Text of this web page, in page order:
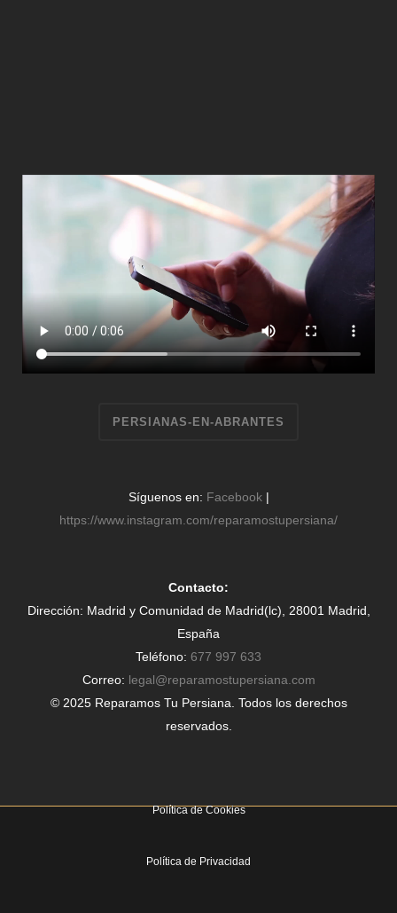
PERSIANAS-EN-ABRANTES
Síguenos en: Facebook|
https://www.instagram.com/reparamostupersiana/
Contacto:
Dirección: Madrid y Comunidad de Madrid(lc), 28001 Madrid,
España
Teléfono: 677 997 633
Correo: legal@reparamostupersiana.com
© 2025 Reparamos Tu Persiana. Todos los derechos
reservados.
Política de Cookies
Política de Privacidad